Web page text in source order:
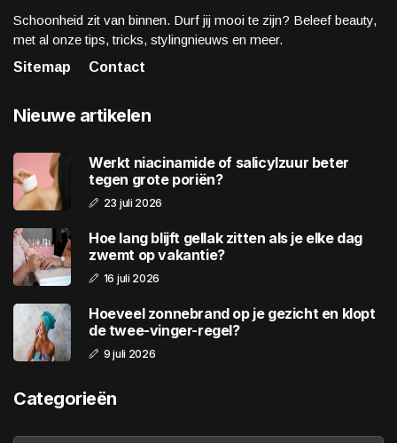
Schoonheid zit van binnen. Durf jij mooi te zijn? Beleef beauty,
met al onze tips, tricks, stylingnieuws en meer.
Sitemap
Contact
Nieuwe artikelen
Werkt niacinamide of salicylzuur beter
tegen grote poriën?
23 juli 2026
Hoe lang blijft gellak zitten als je elke dag
zwemt op vakantie?
16 juli 2026
Hoeveel zonnebrand op je gezicht en klopt
de twee-vinger-regel?
9 juli 2026
Categorieën